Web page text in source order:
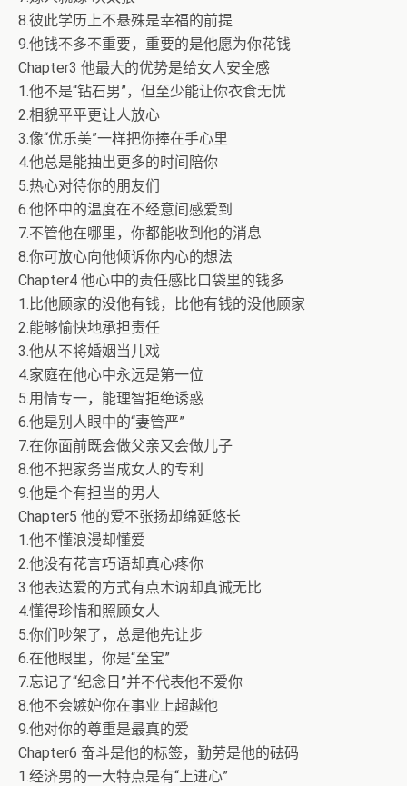
8.彼此学历上不悬殊是幸福的前提
9.他钱不多不重要，重要的是他愿为你花钱
Chapter3 他最大的优势是给女人安全感
1.他不是“钻石男”，但至少能让你衣食无忧
2.相貌平平更让人放心
3.像“优乐美”一样把你捧在手心里
4.他总是能抽出更多的时间陪你
5.热心对待你的朋友们
6.他怀中的温度在不经意间感爱到
7.不管他在哪里，你都能收到他的消息
8.你可放心向他倾诉你内心的想法
Chapter4 他心中的责任感比口袋里的钱多
1.比他顾家的没他有钱，比他有钱的没他顾家
2.能够愉快地承担责任
3.他从不将婚姻当儿戏
4.家庭在他心中永远是第一位
5.用情专一，能理智拒绝诱惑
6.他是别人眼中的“妻管严”
7.在你面前既会做父亲又会做儿子
8.他不把家务当成女人的专利
9.他是个有担当的男人
Chapter5 他的爱不张扬却绵延悠长
1.他不懂浪漫却懂爱
2.他没有花言巧语却真心疼你
3.他表达爱的方式有点木讷却真诚无比
4.懂得珍惜和照顾女人
5.你们吵架了，总是他先让步
6.在他眼里，你是“至宝”
7.忘记了“纪念日”并不代表他不爱你
8.他不会嫉妒你在事业上超越他
9.他对你的尊重是最真的爱
Chapter6 奋斗是他的标签，勤劳是他的砝码
1.经济男的一大特点是有“上进心”